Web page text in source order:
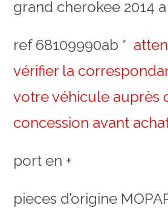
grand cherokee 2014 a
ref 68109990ab *
vérifier la
votre véhicule auprès
concession avant
port en +
pieces d’origine